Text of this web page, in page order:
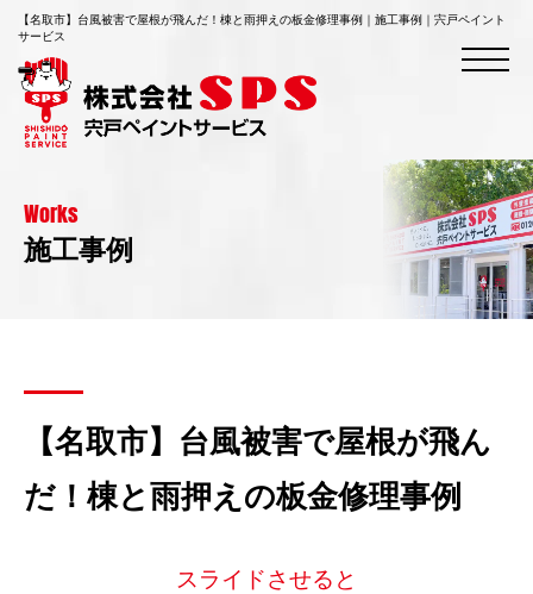
【名取市】台風被害で屋根が飛んだ！棟と雨押えの板金修理事例｜施工事例｜宍戸ペイント
サービス
Works
施工事例
【名取市】台風被害で屋根が飛ん
だ！棟と雨押えの板金修理事例
スライドさせると